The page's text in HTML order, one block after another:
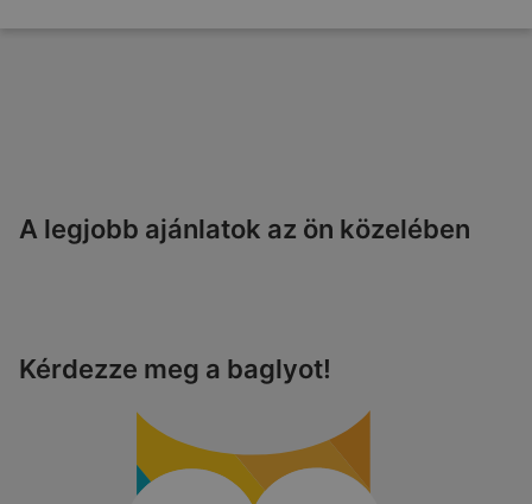
A legjobb ajánlatok az ön közelében
Kérdezze meg a baglyot!